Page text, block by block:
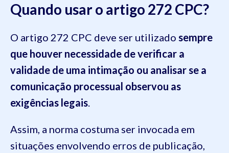
Quando usar o artigo 272 CPC?
O artigo 272 CPC deve ser utilizado sempre
que houver necessidade de verificar a
validade de uma intimação ou analisar se a
comunicação processual observou as
exigências legais.
Assim, a norma costuma ser invocada em
situações envolvendo erros de publicação,